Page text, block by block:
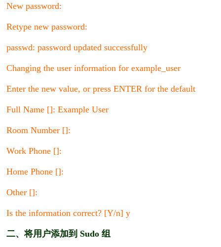
New password:
Retype new password:
passwd: password updated successfully
Changing the user information for example_user
Enter the new value, or press ENTER for the default
Full Name []: Example User
Room Number []:
Work Phone []:
Home Phone []:
Other []:
Is the information correct? [Y/n] y
二、将用户添加到 Sudo 组